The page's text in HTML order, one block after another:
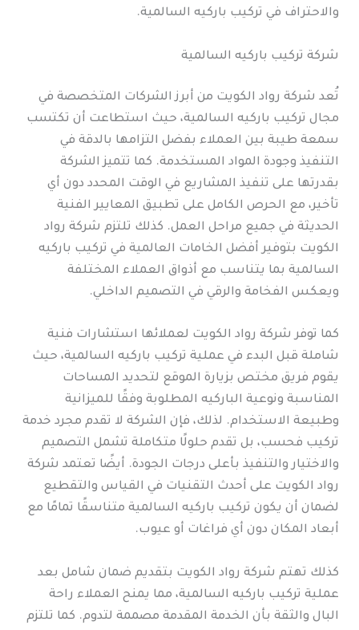
والاحتراف في تركيب باركيه السالمية.
شركة تركيب باركيه السالمية
تُعد شركة رواد الكويت من أبرز الشركات المتخصصة في
مجال تركيب باركيه السالمية، حيث استطاعت أن تكتسب
سمعة طيبة بين العملاء بفضل التزامها بالدقة في
التنفيذ وجودة المواد المستخدمة. كما تتميز الشركة
بقدرتها على تنفيذ المشاريع في الوقت المحدد دون أي
تأخير، مع الحرص الكامل على تطبيق المعايير الفنية
الحديثة في جميع مراحل العمل. كذلك تلتزم شركة رواد
الكويت بتوفير أفضل الخامات العالمية في تركيب باركيه
السالمية بما يتناسب مع أذواق العملاء المختلفة
ويعكس الفخامة والرقي في التصميم الداخلي.
كما توفر شركة رواد الكويت لعملائها استشارات فنية
شاملة قبل البدء في عملية تركيب باركيه السالمية، حيث
يقوم فريق مختص بزيارة الموقع لتحديد المساحات
المناسبة ونوعية الباركيه المطلوبة وفقًا للميزانية
وطبيعة الاستخدام. لذلك، فإن الشركة لا تقدم مجرد خدمة
تركيب فحسب، بل تقدم حلولًا متكاملة تشمل التصميم
والاختيار والتنفيذ بأعلى درجات الجودة. أيضًا تعتمد شركة
رواد الكويت على أحدث التقنيات في القياس والتقطيع
لضمان أن يكون تركيب باركيه السالمية متناسقًا تمامًا مع
أبعاد المكان دون أي فراغات أو عيوب.
كذلك تهتم شركة رواد الكويت بتقديم ضمان شامل بعد
عملية تركيب باركيه السالمية، مما يمنح العملاء راحة
البال والثقة بأن الخدمة المقدمة مصممة لتدوم. كما تلتزم